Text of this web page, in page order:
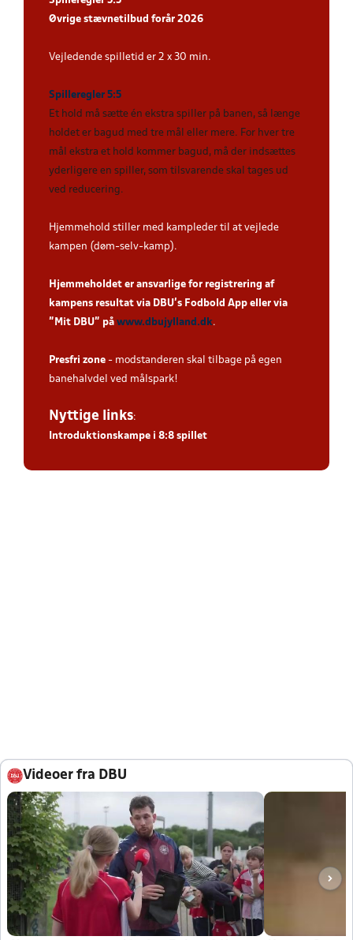
Øvrige stævnetilbud forår 2026
Vejledende spilletid er 2 x 30 min.
Spilleregler 5:5
Et hold må sætte én ekstra spiller på banen, så længe
holdet er bagud med tre mål eller mere. For hver tre
mål ekstra et hold kommer bagud, må der indsættes
yderligere en spiller, som tilsvarende skal tages ud
ved reducering.
Hjemmehold stiller med kampleder til at vejlede
kampen (døm-selv-kamp).
Hjemmeholdet er ansvarlige for registrering af
kampens resultat via DBU’s Fodbold App eller via
”Mit DBU” på www.dbujylland.dk.
Presfri zone - modstanderen skal tilbage på egen
banehalvdel ved målspark!
Nyttige links:
Introduktionskampe i 8:8 spillet
Videoer fra DBU